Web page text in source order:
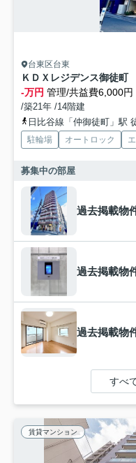
台東区台東
ＫＤＸレジデンス御徒町
-万円 管理/共益費6,000円
/築21年 /14階建
日比谷線「仲御徒町」駅
駐輪場 オートロック
募集中の部屋
過去掲載物
過去掲載物
過去掲載物
すべ
賃貸マンション